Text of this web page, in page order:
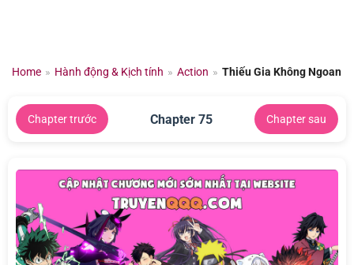
dungHome » Hành động & Kịch tính » Action » Thiếu Gia Không Ngoan
Chapter trước Chapter 75 Chapter sau